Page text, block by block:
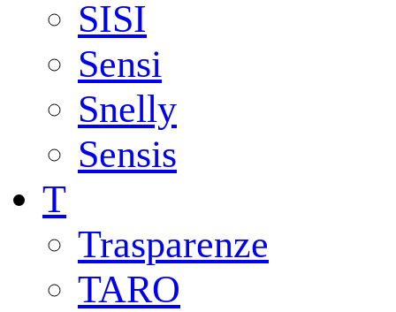
SISI
Sensi
Snelly
Sensis
T
Trasparenze
TARO